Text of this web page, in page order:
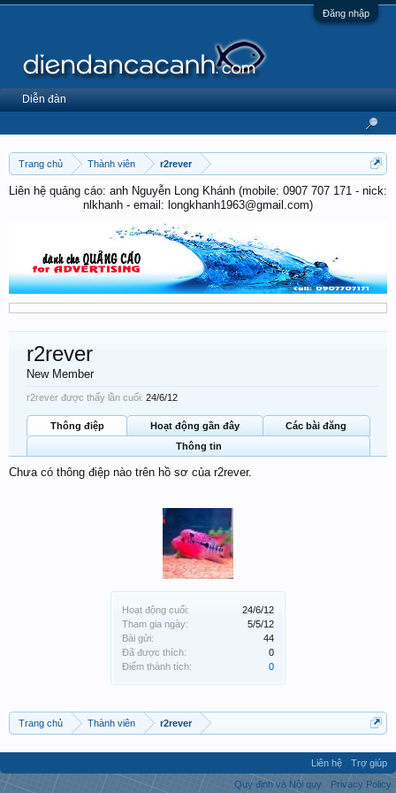
Đăng nhập
Trang chủ Thành viên r2rever
Liên hệ quảng cáo: anh Nguyễn Long Khánh (mobile: 0907 707 171 - nick:
nlkhanh - email: longkhanh1963@gmail.com)
Hoạt động cuối:
24/6/12
Tham gia ngày:
5/5/12
Bài gửi:
44
Đã được thích:
0
Điểm thành tích:
0
r2rever
New Member
r2rever được thấy lần cuối: 24/6/12
Thông điệp Hoạt động gần đây
Các bài đăng
Thông tin
Chưa có thông điệp nào trên hồ sơ của r2rever.
Trang chủ Thành viên r2rever
Diễn đàn
Liên hệ
Trợ giúp
Quy định và Nội quy
Privacy Policy